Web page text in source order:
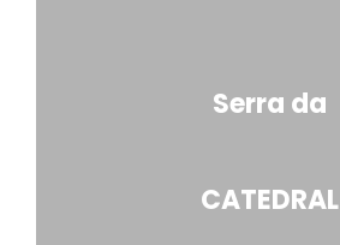
Serra da
CATEDRAL